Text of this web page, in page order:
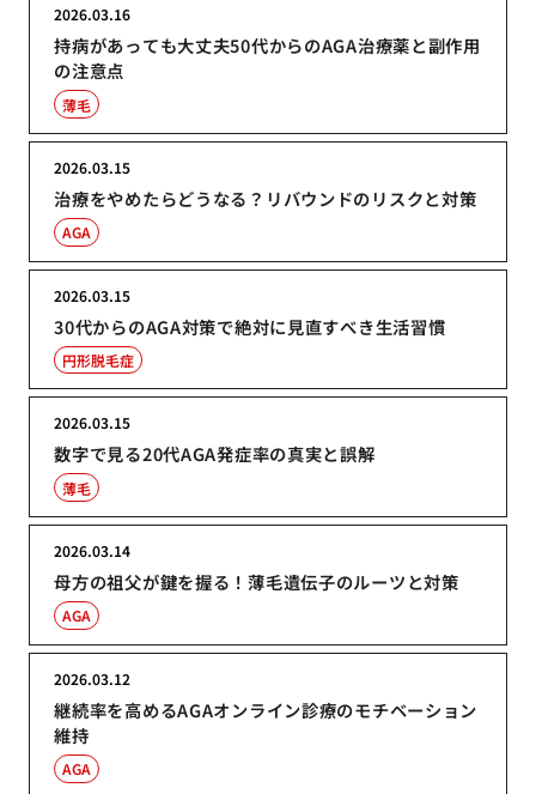
持病があっても大丈夫50代からのAGA治療薬と副作用
の注意点
2026.03.16
薄毛
治療をやめたらどうなる？リバウンドのリスクと対策
2026.03.15
AGA
30代からのAGA対策で絶対に見直すべき生活習慣
2026.03.15
円形脱毛症
数字で見る20代AGA発症率の真実と誤解
2026.03.15
薄毛
母方の祖父が鍵を握る！薄毛遺伝子のルーツと対策
2026.03.14
AGA
継続率を高めるAGAオンライン診療のモチベーション
維持
2026.03.12
AGA